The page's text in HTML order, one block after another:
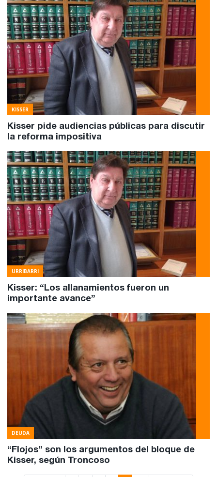
KISSER
Kisser pide audiencias públicas para discutir
la reforma impositiva
URRIBARRI
Kisser: “Los allanamientos fueron un
importante avance”
DEUDA
“Flojos” son los argumentos del bloque de
Kisser, según Troncoso